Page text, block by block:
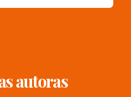
autoras